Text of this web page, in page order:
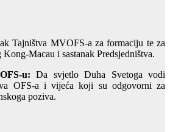
Tajništva MVOFS-a za formaciju te za
Macau i sastanak Predsjedništva.
u: Da svjetlo Duha Svetoga vodi
OFS-a i vijeća koji su odgovorni za
poziva.